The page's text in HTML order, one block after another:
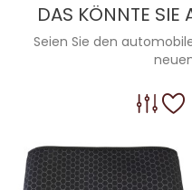
DAS KÖNNTE SIE
Seien Sie den